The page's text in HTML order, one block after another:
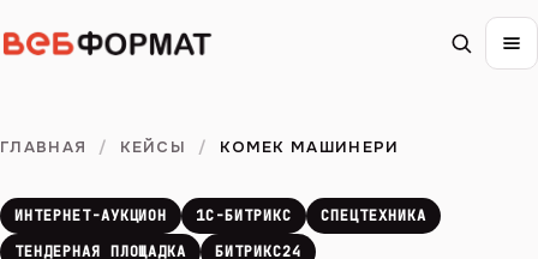
ГЛАВНАЯ / КЕЙСЫ / КОМЕК МАШИНЕРИ
ИНТЕРНЕТ-АУКЦИОН 1С-БИТРИКС
СПЕЦТЕХНИКА
ТЕНДЕРНАЯ ПЛОЩАДКА
БИТРИКС24